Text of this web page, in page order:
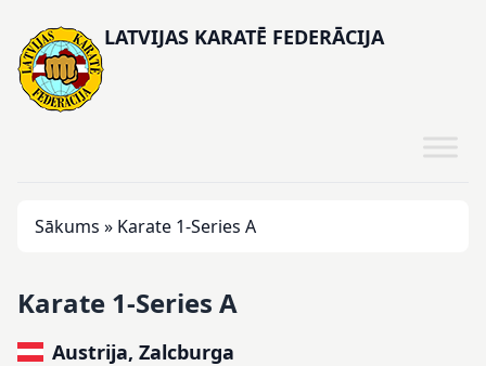
LATVIJAS KARATĒ FEDERĀCIJA
Sākums » Karate 1-Series A
Karate 1-Series A
Austrija, Zalcburga